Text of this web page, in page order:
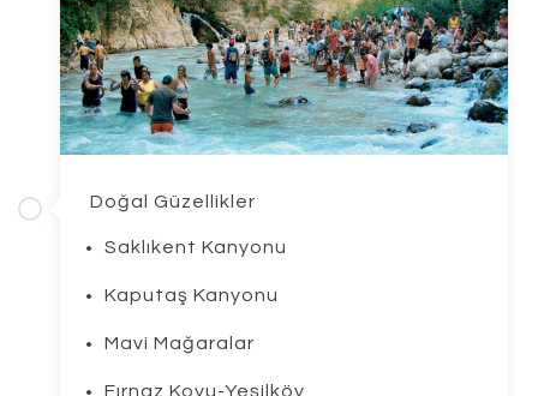
Doğal Güzellikler
Saklıkent Kanyonu
Kaputaş Kanyonu
Mavi Mağaralar
Fırnaz Koyu-Yeşilköy